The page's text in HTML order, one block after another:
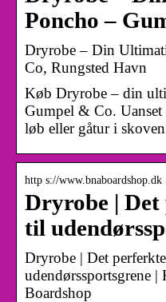
Poncho –
Dryrobe – Din
Co, Rungsted Havn
Køb Dryrobe – din
Gumpel & Co.
løb eller gåtur i
http s://www.bnaboardshop.dk
Dryrobe |
til
Dryrobe | Det
udendørssportsgrene
Boardshop